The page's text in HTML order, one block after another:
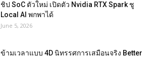
ชิป SoC ตัวใหม่ เปิดตัว Nvidia RTX Spark ชู
Local AI พกพาได้
June 5, 2026
ข้ามเวลาแบบ 4D นิทรรศการเสมือนจริง Better